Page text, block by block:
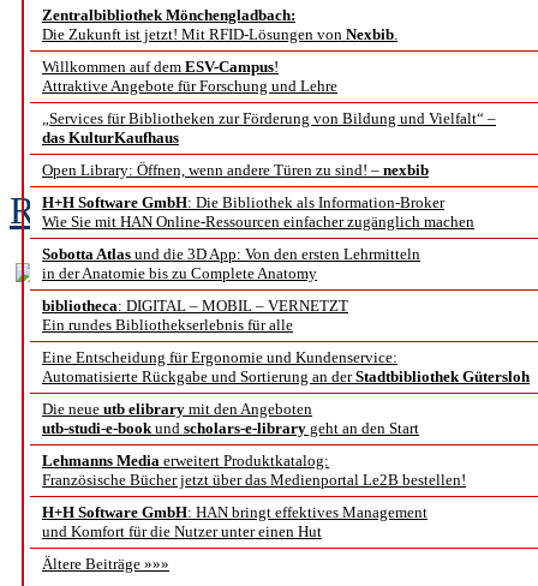
Zentralbibliothek Mönchengladbach:
Die Zukunft ist jetzt! Mit RFID-Lösungen von Nexbib.
Willkommen auf dem ESV-Campus!
Attraktive Angebote für Forschung und Lehre
„Services für Bibliotheken zur Förderung von Bildung und Vielfalt“ –
das KulturKaufhaus
Open Library: Öffnen, wenn andere Türen zu sind! – nexbib
H+H Software GmbH: Die Bibliothek als Information-Broker
Wie Sie mit HAN Online-Ressourcen einfacher zugänglich machen
Sobotta Atlas und die 3D App: Von den ersten Lehrmitteln
in der Anatomie bis zu Complete Anatomy
bibliotheca: DIGITAL – MOBIL – VERNETZT
Ein rundes Bibliothekserlebnis für alle
Eine Entscheidung für Ergonomie und Kundenservice:
Automatisierte Rückgabe und Sortierung an derStadtbibliothek Gütersloh
Die neue utb elibrary mit den Angeboten
utb-studi-e-bookund scholars-e-library geht an den Start
Lehmanns Media erweitert Produktkatalog:
Französische Bücher jetzt über das Medienportal Le2B bestellen!
H+H Software GmbH: HAN bringt effektives Management
und Komfort für die Nutzer unter einen Hut
Ältere Beiträge »»»
Metadatengestütztes
Erschließung von
Roman Holzhause, Heidi